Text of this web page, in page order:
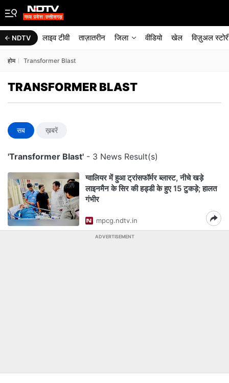
NDTV लाइव टीवी ताज़ातरीन जिला वीडियो खेल विज़ुअल
होम Transformer Blast
TRANSFORMER BLAST
सब ख़बरें
'Transformer Blast' - 3 News Result(s)
ग्वालियर में हुआ ट्रांसफॉर्मर ब्लास्ट, नीचे खड़े
लाइनमैन के सिर की हड्डी के हुए 15 टुकड़े; हालत
गंभीर
mpcg.ndtv.in
ADVERTISEMENT